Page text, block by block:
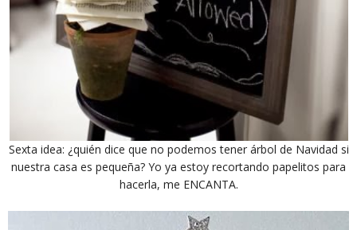
Sexta idea: ¿quién dice que no podemos tener árbol de Navidad si
nuestra casa es pequeña? Yo ya estoy recortando papelitos para
hacerla, me ENCANTA.